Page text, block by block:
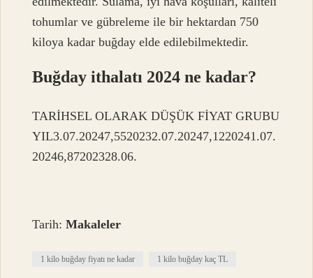
tohumlar ve gübreleme ile bir hektardan 750
kiloya kadar buğday elde edilebilmektedir.
Buğday ithalatı 2024 ne kadar?
TARİHSEL OLARAK DÜŞÜK FİYAT GRUBU
YIL3.07.20247,5520232.07.20247,1220241.07.
20246,87202328.06.
Tarih:Makaleler
1 kilo buğday fiyatı ne kadar 1 kilo buğday kaç TL